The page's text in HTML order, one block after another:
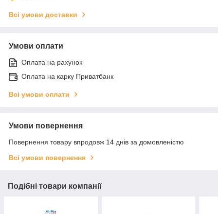
Всі умови доставки
Умови оплати
Оплата на рахунок
Оплата на карку Приватбанк
Всі умови оплати
Умови повернення
Повернення товару впродовж 14 днів за домовленістю
Всі умови повернення
Подібні товари компанії